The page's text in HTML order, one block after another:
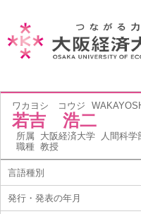
ワカヨシ コウジ
若吉 浩二
所属 大阪経済大学 人間科学
職種 教授
言語種別
発行・発表の年月